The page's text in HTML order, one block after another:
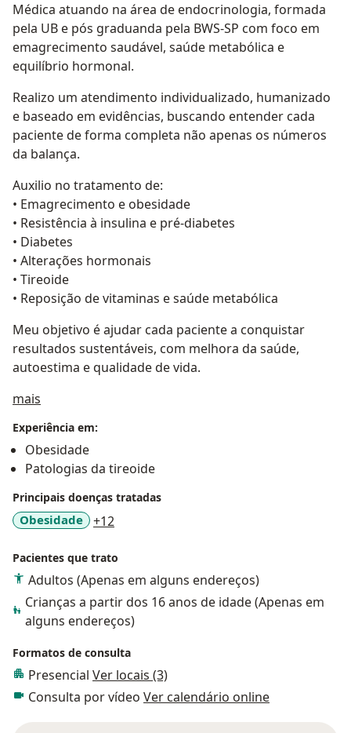
Médica atuando na área de endocrinologia, formada
pela UB e pós graduanda pela BWS-SP com foco em
emagrecimento saudável, saúde metabólica e
equilíbrio hormonal.
Realizo um atendimento individualizado, humanizado
e baseado em evidências, buscando entender cada
paciente de forma completa não apenas os números
da balança.
Auxilio no tratamento de:
• Emagrecimento e obesidade
• Resistência à insulina e pré-diabetes
• Diabetes
• Alterações hormonais
• Tireoide
• Reposição de vitaminas e saúde metabólica
Meu objetivo é ajudar cada paciente a conquistar
resultados sustentáveis, com melhora da saúde,
autoestima e qualidade de vida.
mais
Experiência em:
Obesidade
Patologias da tireoide
Principais doenças tratadas
Obesidade +12
Pacientes que trato
Adultos (Apenas em alguns endereços)
Crianças a partir dos 16 anos de idade (Apenas em
alguns endereços)
Formatos de consulta
Presencial Ver locais (3)
Consulta por vídeo Ver calendário online